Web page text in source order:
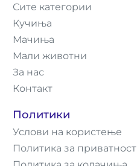
Сите категории
Кучиња
Мачиња
Мали животни
За нас
Контакт
Политики
Услови на користење
Политика за приватност